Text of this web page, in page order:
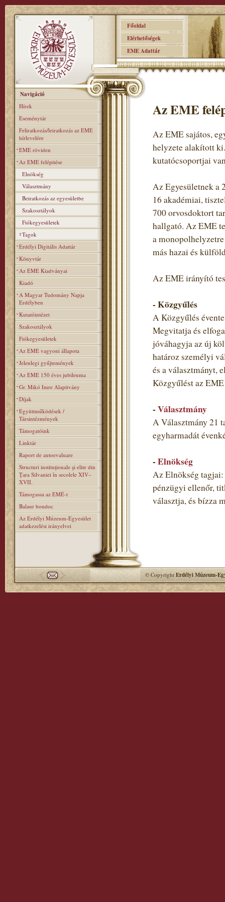
Főoldal
Elérhetőségek
EME Adattár
Navigáció
Hírek
Eseménytár
Feliratkozás/leiratkozás az EME
hírlevelére
EME röviden
Az EME felépitése
Elnökség
Választmány
Beiratkozás az egyesületbe
Szakosztályok
Fiókegyesületek
Tagok
Erdélyi Digitális Adattár
Könyvtár
Az EME Kiadványai
Kiadó
A Magyar Tudomány Napja
Erdélyben
Kutatóintézet
Szakosztályok
Fiókegyesületek
Az EME vagyoni állapota
Jelenlegi gyűjtemények
Az EME 150 éves jubileuma
Gr. Mikó Imre Alapitvány
Díjak
Együttműködések /
Társintézmények
Támogatóink
Linktár
Raport de autoevaluare
Structuri instituţionale şi elite din
Ţara Silvaniei în secolele XIV–
XVII.
Támogassa az EMÉ-t
Balaur bondoc
Az Erdélyi Múzeum-Egyesület
adatkezelési irányelvei
Az EME
Az EME sajátos,
helyzete alakított
kutatócsoportjai
Az Egyesületnek a
16 akadémiai,
700 orvosdoktort
hallgató. Az EME
a
más hazai és
Az EME irányító
- Közgyűlés
A Közgyűlés
Megvitatja és
jóváhagyja az új
határoz személyi
és a választmányt,
Közgyűlést az
- Választmány
A Választmány 21
egyharmadát
- Elnökség
Az Elnökség
pénzügyi ellenőr,
választja, és bízza
© CopyrightErdélyi Múzeum-